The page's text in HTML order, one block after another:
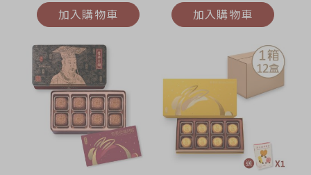
加入購物車 加入購物車